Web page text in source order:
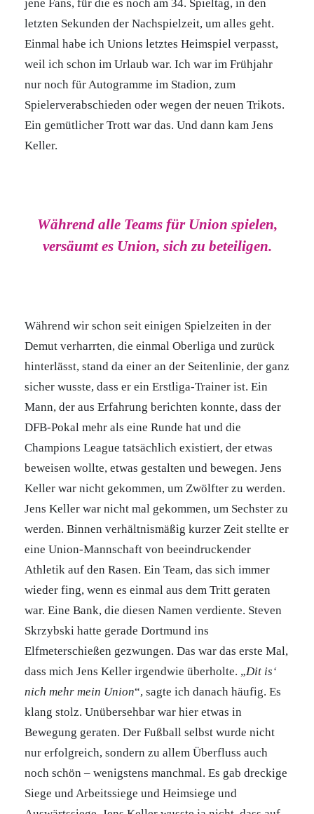
jene Fans, für die es noch am 34. Spieltag, in den
letzten Sekunden der Nachspielzeit, um alles geht.
Einmal habe ich Unions letztes Heimspiel verpasst,
weil ich schon im Urlaub war. Ich war im Frühjahr
nur noch für Autogramme im Stadion, zum
Spielerverabschieden oder wegen der neuen Trikots.
Ein gemütlicher Trott war das. Und dann kam Jens
Keller.
Während alle Teams für Union spielen,
versäumt es Union, sich zu beteiligen.
Während wir schon seit einigen Spielzeiten in der
Demut verharrten, die einmal Oberliga und zurück
hinterlässt, stand da einer an der Seitenlinie, der ganz
sicher wusste, dass er ein Erstliga-Trainer ist. Ein
Mann, der aus Erfahrung berichten konnte, dass der
DFB-Pokal mehr als eine Runde hat und die
Champions League tatsächlich existiert, der etwas
beweisen wollte, etwas gestalten und bewegen. Jens
Keller war nicht gekommen, um Zwölfter zu werden.
Jens Keller war nicht mal gekommen, um Sechster zu
werden. Binnen verhältnismäßig kurzer Zeit stellte er
eine Union-Mannschaft von beeindruckender
Athletik auf den Rasen. Ein Team, das sich immer
wieder fing, wenn es einmal aus dem Tritt geraten
war. Eine Bank, die diesen Namen verdiente. Steven
Skrzybski hatte gerade Dortmund ins
Elfmeterschießen gezwungen. Das war das erste Mal,
dass mich Jens Keller irgendwie überholte. „Dit is‘
nich mehr mein Union“, sagte ich danach häufig. Es
klang stolz. Unübersehbar war hier etwas in
Bewegung geraten. Der Fußball selbst wurde nicht
nur erfolgreich, sondern zu allem Überfluss auch
noch schön – wenigstens manchmal. Es gab dreckige
Siege und Arbeitssiege und Heimsiege und